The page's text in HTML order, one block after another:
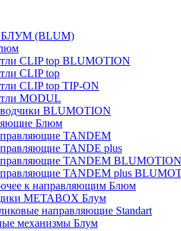
(BLUM)
CLIP top BLUMOTION
CLIP top
CLIP top TIP-ON
MODUL
BLUMOTION
Блюм
TANDEM
TANDE plus
TANDEM BLUMOTION
TANDEM plus
к направляющим Блюм
METABOX Блум
направляющие Standart
механизмы Блум